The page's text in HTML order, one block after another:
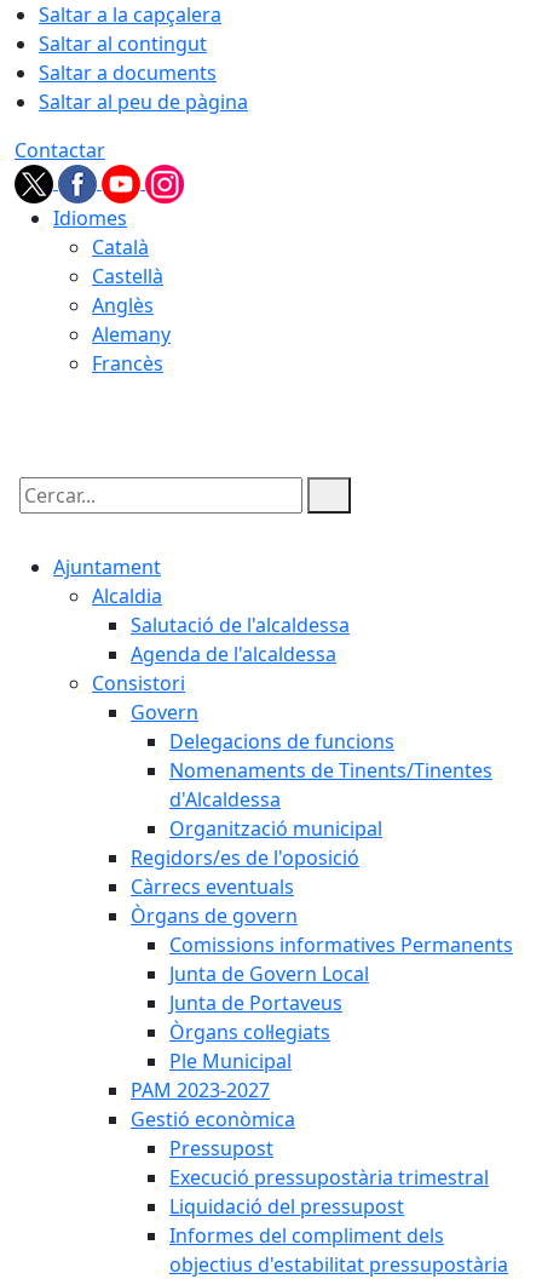
Saltar a la capçalera
Saltar al contingut
Saltar a documents
Saltar al peu de pàgina
Contactar
Idiomes
Català
Castellà
Anglès
Alemany
Francès
Cercar:
Ajuntament
Alcaldia
Salutació de l'alcaldessa
Agenda de l'alcaldessa
Consistori
Govern
Delegacions de funcions
Nomenaments de Tinents/Tinentes
d'Alcaldessa
Organització municipal
Regidors/es de l'oposició
Càrrecs eventuals
Òrgans de govern
Comissions informatives Permanents
Junta de Govern Local
Junta de Portaveus
Òrgans col·legiats
Ple Municipal
PAM 2023-2027
Gestió econòmica
Pressupost
Execució pressupostària trimestral
Liquidació del pressupost
Informes del compliment dels
objectius d'estabilitat pressupostària